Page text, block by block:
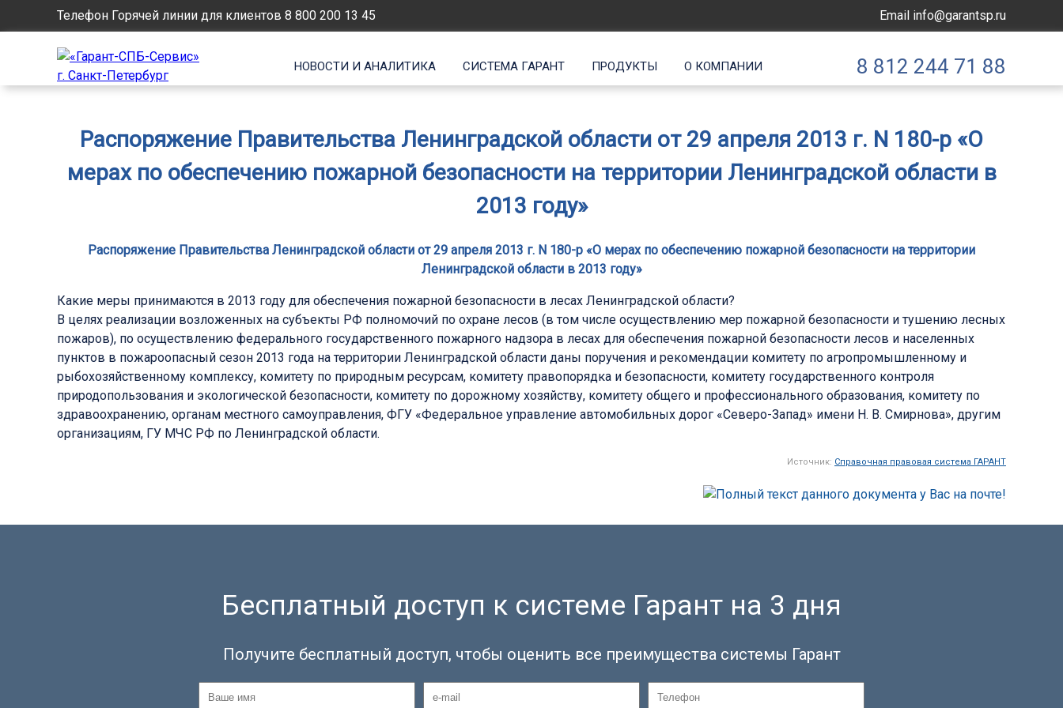
Телефон Горячей линии для клиентов 8 800 200 13 45 Email info@garantsp.ru
НОВОСТИ И АНАЛИТИКА СИСТЕМА ГАРАНТ ПРОДУКТЫ О КОМПАНИИ 8 812 244 71 88
Распоряжение Правительства Ленинградской области от 29 апреля 2013 г. N 180-р «О
мерах по обеспечению пожарной безопасности на территории Ленинградской области в
2013 году»
Распоряжение Правительства Ленинградской области от 29 апреля 2013 г. N 180-р «О мерах по обеспечению пожарной безопасности на территории
Ленинградской области в 2013 году»
Какие меры принимаются в 2013 году для обеспечения пожарной безопасности в лесах Ленинградской области?
В целях реализации возложенных на субъекты РФ полномочий по охране лесов (в том числе осуществлению мер пожарной безопасности и тушению лесных
пожаров), по осуществлению федерального государственного пожарного надзора в лесах для обеспечения пожарной безопасности лесов и населенных
пунктов в пожароопасный сезон 2013 года на территории Ленинградской области даны поручения и рекомендации комитету по агропромышленному и
рыбохозяйственному комплексу, комитету по природным ресурсам, комитету правопорядка и безопасности, комитету государственного контроля
природопользования и экологической безопасности, комитету по дорожному хозяйству, комитету общего и профессионального образования, комитету по
здравоохранению, органам местного самоуправления, ФГУ «Федеральное управление автомобильных дорог «Северо-Запад» имени Н. В. Смирнова», другим
организациям, ГУ МЧС РФ по Ленинградской области.
Источник: Справочная правовая система ГАРАНТ
Бесплатный доступ к системе Гарант на 3 дня
Получите бесплатный доступ, чтобы оценить все преимущества системы Гарант